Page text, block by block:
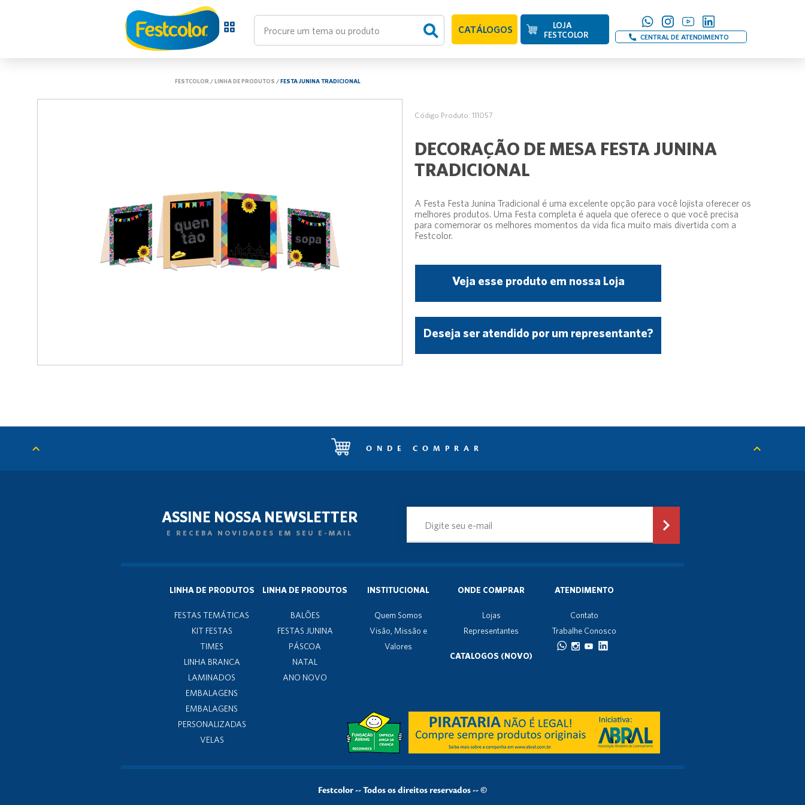
CATÁLOGOS
LOJA
FESTCOLOR
CENTRAL DE ATENDIMENTO
FESTCOLOR /LINHA DE PRODUTOS /FESTA JUNINA TRADICIONAL
Código Produto: 111057
DECORAÇÃO DE MESA FESTA JUNINA
TRADICIONAL
A Festa Festa Junina Tradicional é uma excelente opção para você lojista oferecer os
melhores produtos. Uma Festa completa é aquela que oferece o que você precisa
para comemorar os melhores momentos da vida fica muito mais divertida com a
Festcolor.
Veja esse produto em nossa Loja
Deseja ser atendido por um representante?
ONDE COMPRAR
ASSINE NOSSA NEWSLETTER
E RECEBA NOVIDADES EM SEU E-MAIL
LINHA DE PRODUTOS
FESTAS TEMÁTICAS
KIT FESTAS
TIMES
LINHA BRANCA
LAMINADOS
EMBALAGENS
EMBALAGENS
PERSONALIZADAS
VELAS
LINHA DE PRODUTOS
BALÕES
FESTAS JUNINA
PÁSCOA
NATAL
ANO NOVO
INSTITUCIONAL
Quem Somos
Visão, Missão e
Valores
ONDE COMPRAR
Lojas
Representantes
ATENDIMENTO
Contato
Trabalhe Conosco
CATALOGOS (NOVO)
Festcolor--Todos os direitos reservados -- ©